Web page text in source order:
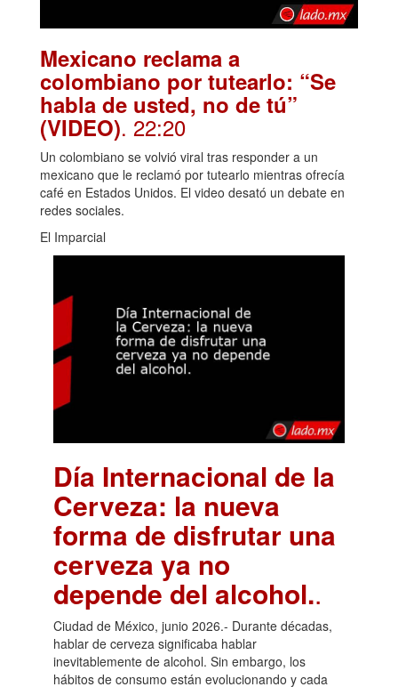
Mexicano reclama a
colombiano por tutearlo: “Se
habla de usted, no de tú”
(VIDEO). 22:20
Un colombiano se volvió viral tras responder a un
mexicano que le reclamó por tutearlo mientras ofrecía
café en Estados Unidos. El video desató un debate en
redes sociales.
El Imparcial
Día Internacional de la
Cerveza: la nueva
forma de disfrutar una
cerveza ya no
depende del alcohol..
Ciudad de México, junio 2026.- Durante décadas,
hablar de cerveza significaba hablar
inevitablemente de alcohol. Sin embargo, los
hábitos de consumo están evolucionando y cada